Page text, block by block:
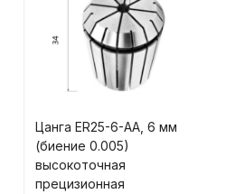
Цанга ER25-6-AA, 6 мм
(биение 0.005)
высокоточная
прецизионная